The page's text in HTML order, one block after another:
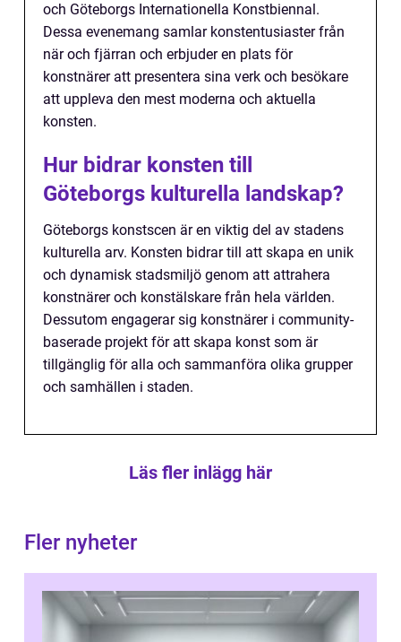
och Göteborgs Internationella Konstbiennal.
Dessa evenemang samlar konstentusiaster från
när och fjärran och erbjuder en plats för
konstnärer att presentera sina verk och besökare
att uppleva den mest moderna och aktuella
konsten.
Hur bidrar konsten till
Göteborgs kulturella landskap?
Göteborgs konstscen är en viktig del av stadens
kulturella arv. Konsten bidrar till att skapa en unik
och dynamisk stadsmiljö genom att attrahera
konstnärer och konstälskare från hela världen.
Dessutom engagerar sig konstnärer i community-
baserade projekt för att skapa konst som är
tillgänglig för alla och sammanföra olika grupper
och samhällen i staden.
Läs fler inlägg här
Fler nyheter